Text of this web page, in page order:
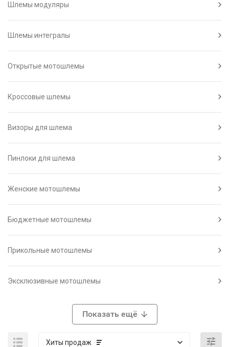
Шлемы модуляры
Шлемы интегралы
Открытые мотошлемы
Кроссовые шлемы
Визоры для шлема
Пинлоки для шлема
Женские мотошлемы
Бюджетные мотошлемы
Прикольные мотошлемы
Эксклюзивные мотошлемы
Показать ещё
Хиты продаж